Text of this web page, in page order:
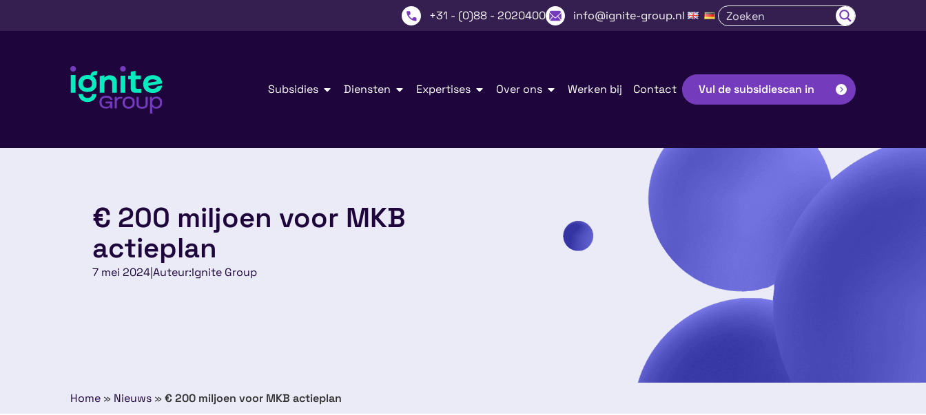
+31 - (0)88 - 2020400 info@ignite-group.nl
Subsidies Diensten Expertises Over ons Werken bij Contact Vul de subsidiescan in
€ 200 miljoen voor MKB
actieplan
7 mei 2024|Auteur:Ignite Group
Home » Nieuws » € 200 miljoen voor MKB actieplan